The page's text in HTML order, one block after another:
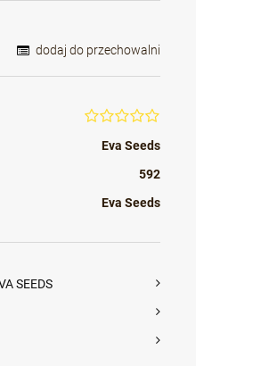
dodaj do przechowalni
Eva Seeds
592
Eva Seeds
SEEDS